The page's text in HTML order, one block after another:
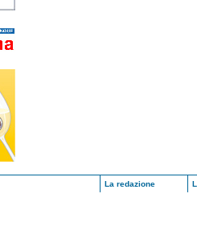
La redazione